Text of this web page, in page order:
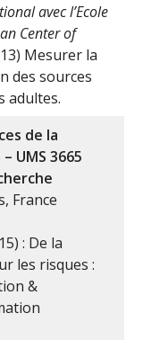
avec l’Ecole
Center of
Mesurer la
des sources
adultes.
de la
UMS 3665
France
: De la
les risques :
&